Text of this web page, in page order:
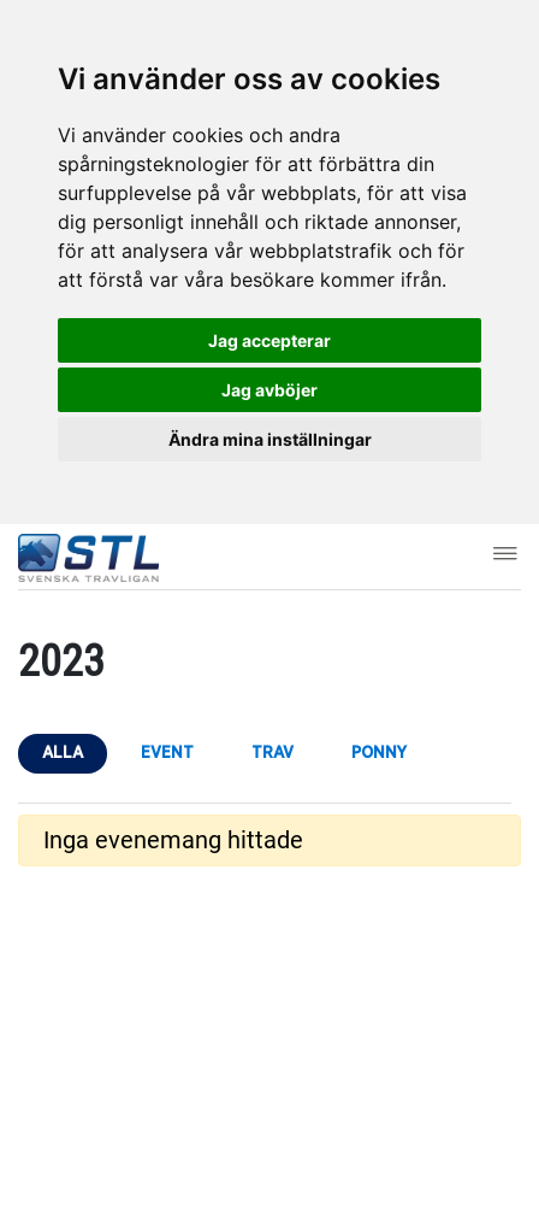
Vi använder oss av cookies
Vi använder cookies och andra
spårningsteknologier för att förbättra din
surfupplevelse på vår webbplats, för att visa
dig personligt innehåll och riktade annonser,
för att analysera vår webbplatstrafik och för
att förstå var våra besökare kommer ifrån.
Jag accepterar
Jag avböjer
Ändra mina inställningar
2023
ALLA EVENT TRAV PONNY
Inga evenemang hittade